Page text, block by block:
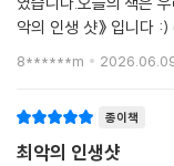
악의 인생 샷》 입니다
운 마음들이 어우러져
8******m
종이책
최악의 인생샷